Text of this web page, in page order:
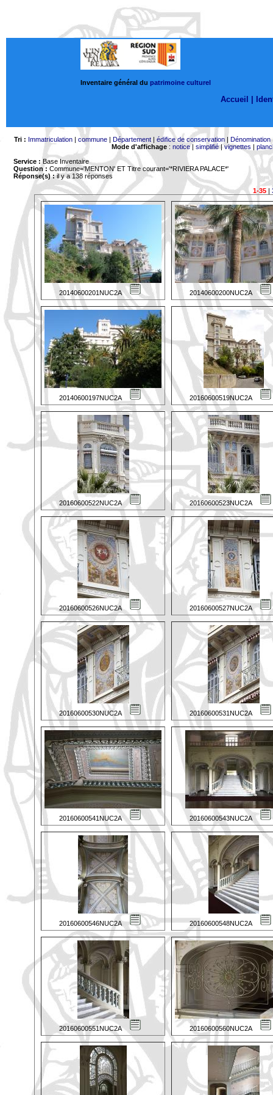
Inventaire général du patrimoine culturel
Accueil |
Tri : Immatriculation| commune| Département| édifice de conservation| Dénomination
Mode d'affichage: notice| simplifié|vignettes |
Service : Base Inventaire
Question : Commune='MENTON' ET Titre courant='*RIVIERA PALACE*'
Réponse(s) :il y a 138 réponses
1-35|
20140600201NUC2A 20140600200NUC2A
20140600197NUC2A 20160600519NUC2A
20160600522NUC2A 20160600523NUC2A
20160600526NUC2A 20160600527NUC2A
20160600530NUC2A 20160600531NUC2A
20160600541NUC2A 20160600543NUC2A
20160600546NUC2A 20160600548NUC2A
20160600551NUC2A 20160600560NUC2A